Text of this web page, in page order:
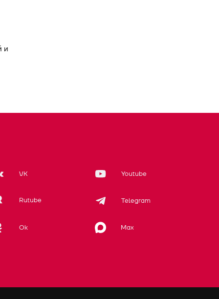
и
VK Youtube
Rutube Telegram
Ok Max